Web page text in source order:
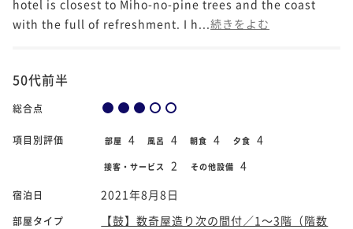
hotel is closest to Miho-no-pine trees and the coast
with the full of refreshment. I h... 続きをよむ
50代前半
総合点
項目別評価 部屋 4 風呂 4 朝食 4 夕食 4
接客・サービス 2 その他設備 4
宿泊日 2021年8月8日
部屋タイプ
【鼓】数奇屋造り次の間付／1～3階（階数